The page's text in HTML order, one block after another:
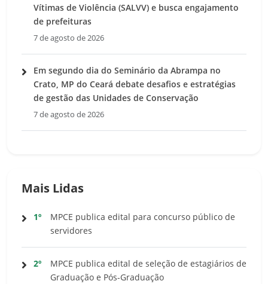
Vítimas de Violência (SALVV) e busca engajamento
de prefeituras
7 de agosto de 2026
Em segundo dia do Seminário da Abrampa no
Crato, MP do Ceará debate desafios e estratégias
de gestão das Unidades de Conservação
7 de agosto de 2026
Mais Lidas
1º
MPCE publica edital para concurso público de
servidores
2º
MPCE publica edital de seleção de estagiários de
Graduação e Pós-Graduação